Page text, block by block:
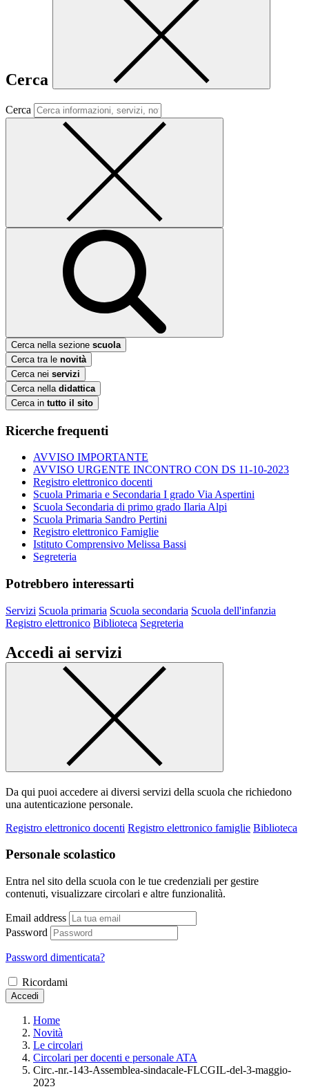
Cerca
Cerca
Cerca nella sezione scuola
Cerca tra le novità
Cerca nei servizi
Cerca nella didattica
Cerca in tutto il sito
Ricerche frequenti
AVVISO IMPORTANTE
AVVISO URGENTE INCONTRO CON DS 11-10-2023
Registro elettronico docenti
Scuola Primaria e Secondaria I grado Via Aspertini
Scuola Secondaria di primo grado Ilaria Alpi
Scuola Primaria Sandro Pertini
Registro elettronico Famiglie
Istituto Comprensivo Melissa Bassi
Segreteria
Potrebbero interessarti
Servizi Scuola primaria Scuola secondaria Scuola dell'infanzia
Registro elettronico Biblioteca Segreteria
Accedi ai servizi
Da qui puoi accedere ai diversi servizi della scuola che richiedono
una autenticazione personale.
Registro elettronico docenti Registro elettronico famiglie Biblioteca
Personale scolastico
Entra nel sito della scuola con le tue credenziali per gestire
contenuti, visualizzare circolari e altre funzionalità.
Email address
Password
Password dimenticata?
Ricordami
Accedi
Home
Novità
Le circolari
Circolari per docenti e personale ATA
Circ.-nr.-143-Assemblea-sindacale-FLCGIL-del-3-maggio-
2023